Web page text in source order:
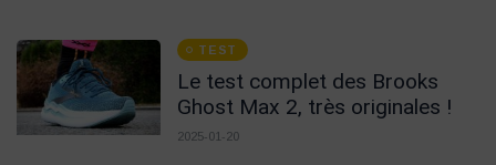
TEST
Le test complet des Brooks
Ghost Max 2, très originales !
2025-01-20